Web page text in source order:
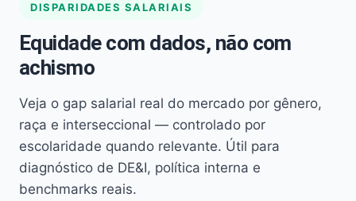
DISPARIDADES SALARIAIS
Equidade com dados, não com
achismo
Veja o gap salarial real do mercado por gênero,
raça e interseccional — controlado por
escolaridade quando relevante. Útil para
diagnóstico de DE&I, política interna e
benchmarks reais.